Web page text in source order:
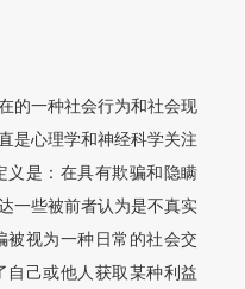
的一种社会行为和社会现
是心理学和神经科学关注
义是：在具有欺骗和隐瞒
一些被前者认为是不真实
被视为一种日常的社会交
自己或他人获取某种利益